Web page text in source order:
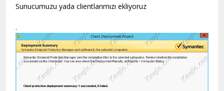
Sunucumuzu yada clientlarımızı ekliyoruz
.